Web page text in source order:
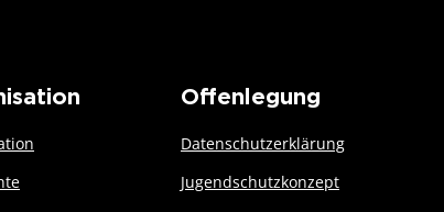
Offenlegung
Datenschutzerklärung
Jugendschutzkonzept